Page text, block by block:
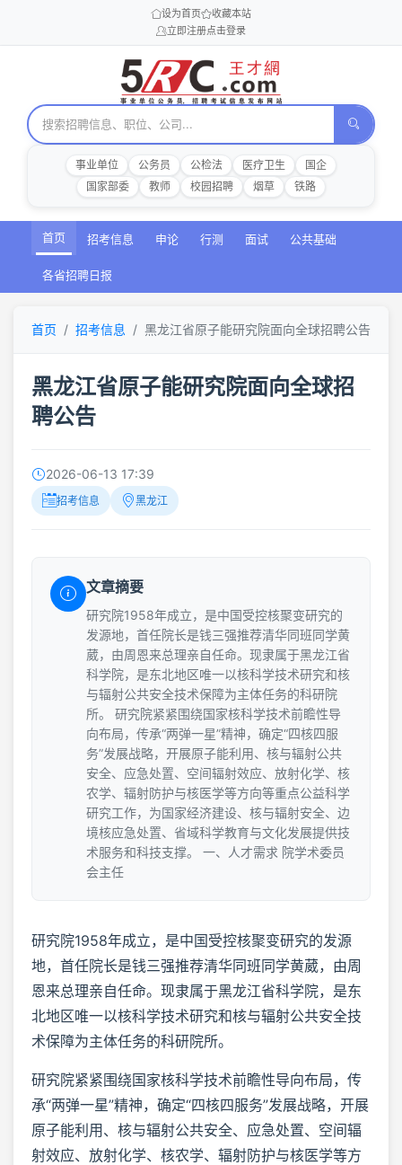
设为首页
收藏本站
立即注册点击登录
事业单位 公务员 公检法 医疗卫生
国企
国家部委
教师 校园招聘 烟草 铁路
首页 招考信息 申论 行测 面试 公共基础
各省招聘日报
首页 招考信息 黑龙江省原子能研究院面向全球招聘公告
黑龙江省原子能研究院面向全球招
聘公告
2026-06-13 17:39
招考信息 黑龙江
文章摘要
研究院1958年成立，是中国受控核聚变研究的
发源地，首任院长是钱三强推荐清华同班同学黄
葳，由周恩来总理亲自任命。现隶属于黑龙江省
科学院，是东北地区唯一以核科学技术研究和核
与辐射公共安全技术保障为主体任务的科研院
所。 研究院紧紧围绕国家核科学技术前瞻性导
向布局，传承“两弹一星”精神，确定“四核四服
务”发展战略，开展原子能利用、核与辐射公共
安全、应急处置、空间辐射效应、放射化学、核
农学、辐射防护与核医学等方向等重点公益科学
研究工作，为国家经济建设、核与辐射安全、边
境核应急处置、省域科学教育与文化发展提供技
术服务和科技支撑。 一、人才需求 院学术委员
会主任
研究院1958年成立，是中国受控核聚变研究的发源
地，首任院长是钱三强推荐清华同班同学黄葳，由周
恩来总理亲自任命。现隶属于黑龙江省科学院，是东
北地区唯一以核科学技术研究和核与辐射公共安全技
术保障为主体任务的科研院所。
研究院紧紧围绕国家核科学技术前瞻性导向布局，传
承“两弹一星”精神，确定“四核四服务”发展战略，开展
原子能利用、核与辐射公共安全、应急处置、空间辐
射效应、放射化学、核农学、辐射防护与核医学等方